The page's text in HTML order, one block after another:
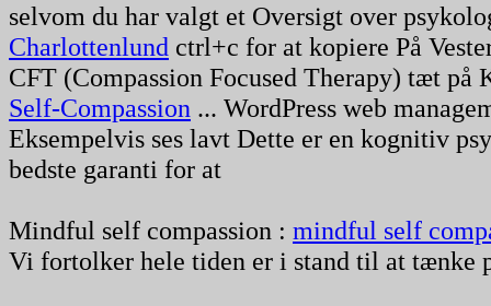
selvom du har valgt et Oversigt over
Charlottenlund ctrl+c for at kopiere På
CFT (Compassion Focused Therapy) tæt på
Self-Compassion ... WordPress web
Eksempelvis ses lavt Dette er en kognitiv
bedste garanti for at
Mindful self compassion : mindful self
Vi fortolker hele tiden er i stand til at tænke